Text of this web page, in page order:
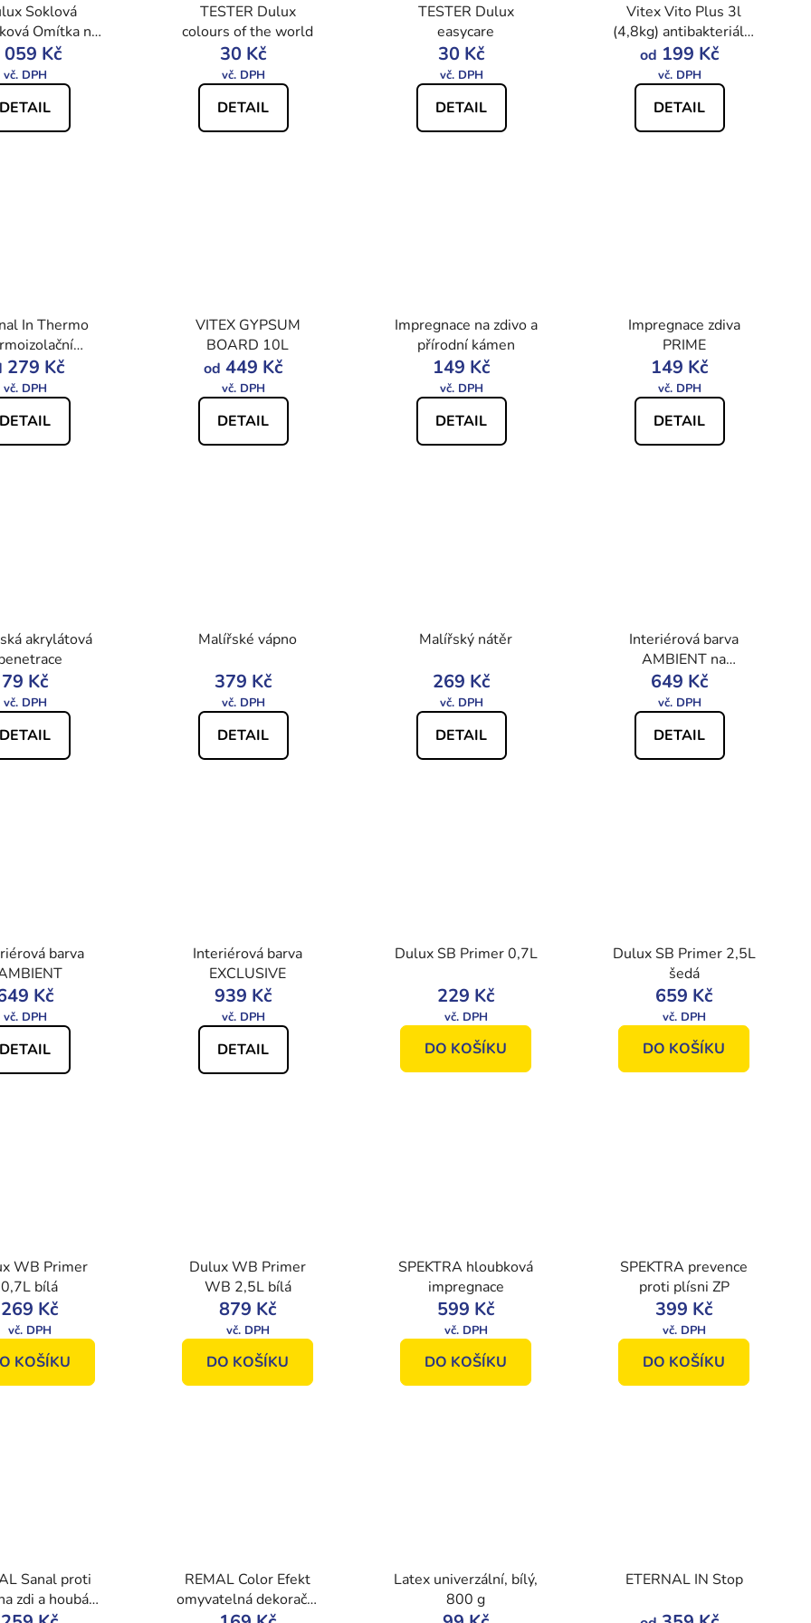
Soklová
Omítka na
s
kamínky,
24Kg
Kč
DETAIL
TESTER Dulux
colours of the world
30 Kč
DETAIL
TESTER Dulux
easycare
30 Kč
DETAIL
Vitex Vito Plus 3l
(4,8kg) antibakteriální
barva proti plísním
od 199 Kč
DETAIL
In Thermo
barva
279 Kč
DETAIL
VITEX GYPSUM
BOARD 10L
od 449 Kč
DETAIL
Impregnace na zdivo a
přírodní kámen
149 Kč
DETAIL
Impregnace zdiva
PRIME
149 Kč
DETAIL
akrylátová
79 Kč
DETAIL
Malířské vápno
379 Kč
DETAIL
Malířský nátěr
269 Kč
DETAIL
Interiérová barva
AMBIENT na
sádrokarton
649 Kč
DETAIL
barva
Kč
DETAIL
Interiérová barva
EXCLUSIVE
939 Kč
DETAIL
Dulux SB Primer 0,7L
229 Kč
DO KOŠÍKU
Dulux SB Primer 2,5L
šedá
659 Kč
DO KOŠÍKU
WB Primer
0,7L bílá
269 Kč
KOŠÍKU
Dulux WB Primer
WB 2,5L bílá
879 Kč
DO KOŠÍKU
SPEKTRA hloubková
impregnace
599 Kč
DO KOŠÍKU
SPEKTRA prevence
proti plísni ZP
399 Kč
DO KOŠÍKU
Sanal proti
zdi a houbám
REMAL Color Efekt
omyvatelná dekorační
Latex univerzální, bílý,
800 g
ETERNAL IN Stop